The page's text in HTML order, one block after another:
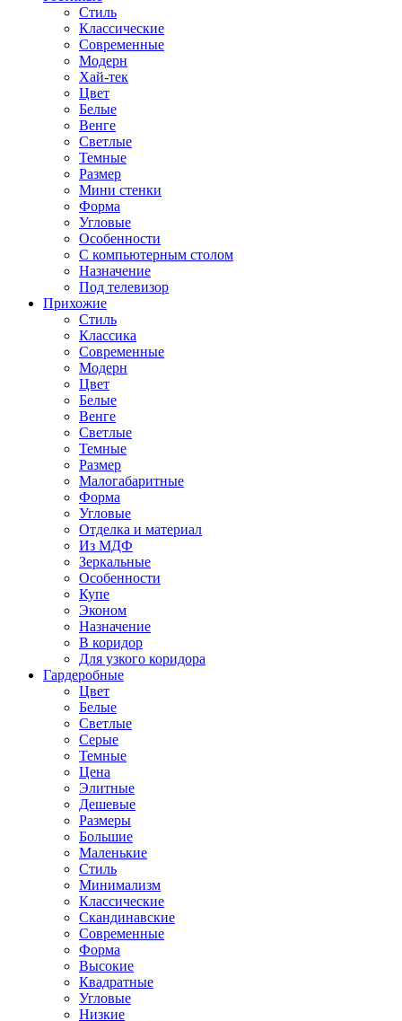
Стиль
Классические
Современные
Модерн
Хай-тек
Цвет
Белые
Венге
Светлые
Темные
Размер
Мини стенки
Форма
Угловые
Особенности
С компьютерным столом
Назначение
Под телевизор
Прихожие
Стиль
Классика
Современные
Модерн
Цвет
Белые
Венге
Светлые
Темные
Размер
Малогабаритные
Форма
Угловые
Отделка и материал
Из МДФ
Зеркальные
Особенности
Купе
Эконом
Назначение
В коридор
Для узкого коридора
Гардеробные
Цвет
Белые
Светлые
Серые
Темные
Цена
Элитные
Дешевые
Размеры
Большие
Маленькие
Стиль
Минимализм
Классические
Скандинавские
Современные
Форма
Высокие
Квадратные
Угловые
Низкие